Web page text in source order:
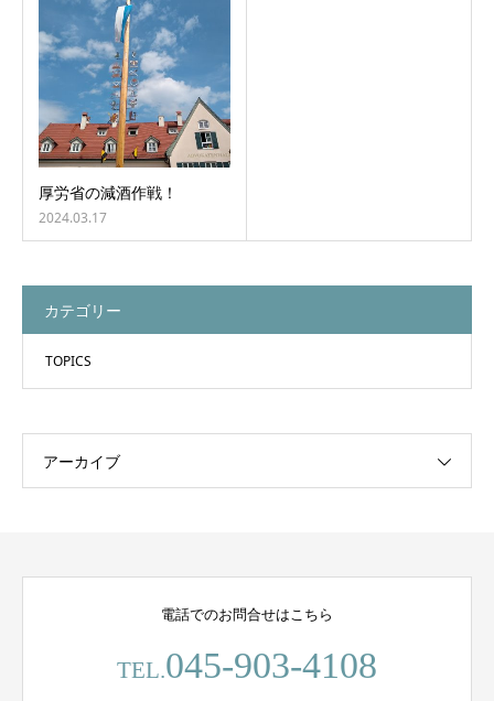
厚労省の減酒作戦！
2024.03.17
カテゴリー
TOPICS
アーカイブ
電話でのお問合せはこちら
TEL.045-903-4108